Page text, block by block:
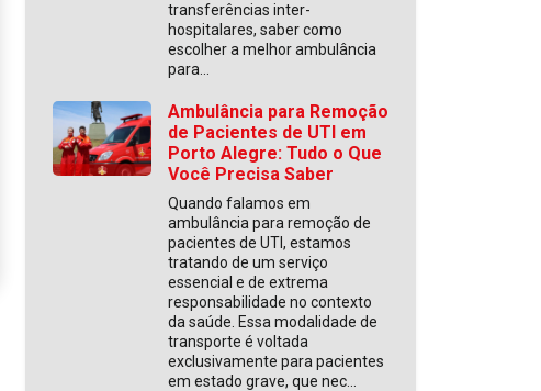
transferências inter-
hospitalares, saber como
escolher a melhor ambulância
para...
Ambulância para Remoção
de Pacientes de UTI em
Porto Alegre: Tudo o Que
Você Precisa Saber
Quando falamos em
ambulância para remoção de
pacientes de UTI, estamos
tratando de um serviço
essencial e de extrema
responsabilidade no contexto
da saúde. Essa modalidade de
transporte é voltada
exclusivamente para pacientes
em estado grave, que nec...